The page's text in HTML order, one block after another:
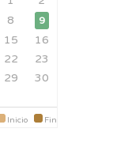
8 9
15
16
22
23
29
30
Inicio Fin